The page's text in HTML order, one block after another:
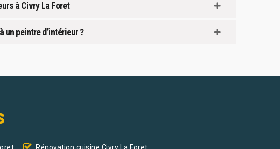
à Civry La Foret
peintre d’intérieur ?
Rénovation cuisine Civry La Foret